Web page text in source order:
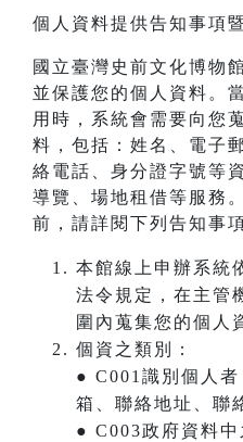
個人資料提供告知事項
國立臺灣史前文化博物
並保護您的個人資料。
用時，系統會需要向您
料，包括：姓名、電子
絡電話、身分證字號等
導覽、場地租借等服務
前，請詳閱下列告知事
本館線上申辦系統
法令規定，在主管
圍內蒐集您的個人
個資之類別：
● C001識別個人
箱、聯絡地址、聯
● C003政府資料